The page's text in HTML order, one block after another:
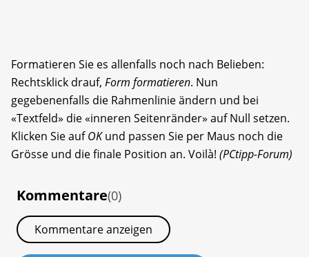
Formatieren Sie es allenfalls noch nach Belieben:
Rechtsklick drauf, Form formatieren. Nun
gegebenenfalls die Rahmenlinie ändern und bei
«Textfeld» die «inneren Seitenränder» auf Null setzen.
Klicken Sie aufOKund passen Sie per Maus noch die
Grösse und die finale Position an. Voilà! (PCtipp-Forum)
Kommentare(0)
Kommentare anzeigen